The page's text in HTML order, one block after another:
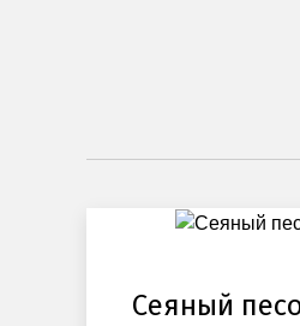
Сеяный